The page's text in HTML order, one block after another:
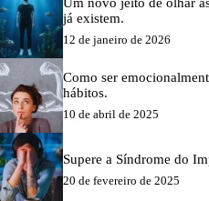
já existem.
12 de janeiro de 2026
Como ser
hábitos.
10 de abril de 2025
Supere a Síndrome do
20 de fevereiro de 2025